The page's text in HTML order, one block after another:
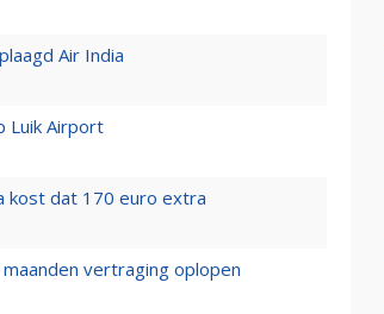
Air India
Luik Airport
kost dat 170 euro extra
vertraging oplopen